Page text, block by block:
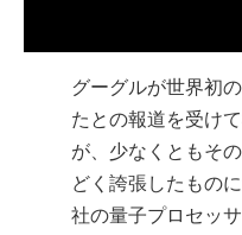
グーグルが世界初
たとの報道を受け
が、少なくともそ
どく誇張したもの
社の量子プロセッ